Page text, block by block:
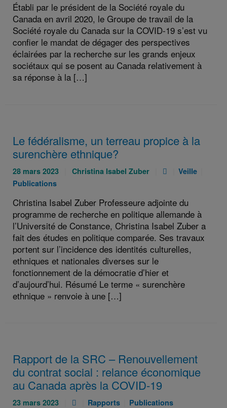
:
:
Établi par le président de la Société royale du
Canada en avril 2020, le Groupe de travail de la
Société royale du Canada sur la COVID-19 s’est vu
confier le mandat de dégager des perspectives
éclairées par la recherche sur les grands enjeux
sociétaux qui se posent au Canada relativement à
sa réponse à la […]
Le fédéralisme, un terreau propice à la
surenchère ethnique?
Publié
le
28 mars 2023
Auteurs
Christina Isabel Zuber
PièceCatégories
Veille
Publications
Christina Isabel Zuber Professeure adjointe du
programme de recherche en politique allemande à
l’Université de Constance, Christina Isabel Zuber a
fait des études en politique comparée. Ses travaux
portent sur l’incidence des identités culturelles,
ethniques et nationales diverses sur le
fonctionnement de la démocratie d’hier et
d’aujourd’hui. Résumé Le terme « surenchère
ethnique » renvoie à une […]
Rapport de la SRC – Renouvellement
du contrat social : relance économique
au Canada après la COVID-19
Publié
23 mars 2023
PièceCatégories
Rapports
Catégories
Publications